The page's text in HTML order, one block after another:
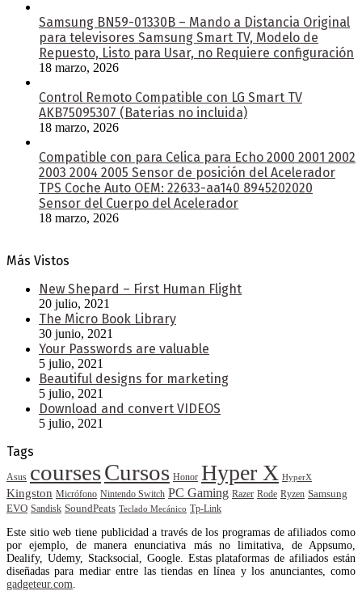
Samsung BN59-01330B – Mando a Distancia Original
para televisores Samsung Smart TV, Modelo de
Repuesto, Listo para Usar, no Requiere configuración
18 marzo, 2026
Control Remoto Compatible con LG Smart TV
AKB75095307 (Baterias no incluida)
18 marzo, 2026
Compatible con para Celica para Echo 2000 2001 2002
2003 2004 2005 Sensor de posición del Acelerador
TPS Coche Auto OEM: 22633-aa140 8945202020
Sensor del Cuerpo del Acelerador
18 marzo, 2026
Más Vistos
New Shepard – First Human Flight
20 julio, 2021
The Micro Book Library
30 junio, 2021
Your Passwords are valuable
5 julio, 2021
Beautiful designs for marketing
5 julio, 2021
Download and convert VIDEOS
5 julio, 2021
Tags
Asus coursesCursos Honor Hyper X HyperX
Kingston Micrófono Nintendo Switch PC Gaming Razer Rode Ryzen Samsung
EVO Sandisk SoundPeats Teclado Mecánico Tp-Link
Este sitio web tiene publicidad a través de los programas de afiliados como
por ejemplo, de manera enunciativa más no limitativa, de Appsumo,
Dealify, Udemy, Stacksocial, Google. Estas plataformas de afiliados están
diseñadas para mediar entre las tiendas en línea y los anunciantes, como
gadgeteur.com